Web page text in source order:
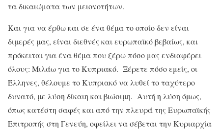
τα δικαιώματα των μειονοτήτων.
Και για να έρθω και σε ένα θέμα το οποίο δεν είναι
διμερές μας, είναι διεθνές και ευρωπαϊκό βεβαίως, και
πρόκειται για ένα θέμα που ξέρω πόσο μας ενδιαφέρει
όλους: Μιλάω για το Κυπριακό. Ξέρετε πόσο εμείς, οι
Έλληνες, θέλουμε το Κυπριακό να λυθεί το ταχύτερο
δυνατό, με λύση δίκαιη και βιώσιμη. Αυτή η λύση όμως,
όπως κατέστη σαφές και από την πλευρά της Ευρωπαϊκής
Επιτροπής στη Γενεύη, οφείλει να σέβεται την Κυριαρχία